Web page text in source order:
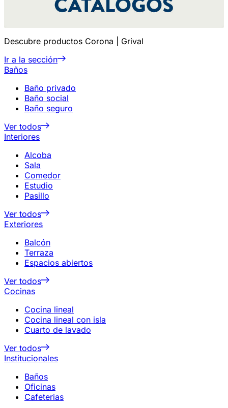
Descubre productos Corona | Grival
Ir a la sección
Baños
Baño privado
Baño social
Baño seguro
Ver todos
Interiores
Alcoba
Sala
Comedor
Estudio
Pasillo
Ver todos
Exteriores
Balcón
Terraza
Espacios abiertos
Ver todos
Cocinas
Cocina lineal
Cocina lineal con isla
Cuarto de lavado
Ver todos
Institucionales
Baños
Oficinas
Cafeterias